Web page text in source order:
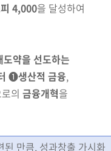
4,000을 달성하여
약을 선도하는
❶생산적 금융,
의 금융개혁을
된 만큼, 성과창출 가시화